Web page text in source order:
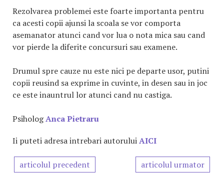
Rezolvarea problemei este foarte importanta pentru
ca acesti copii ajunsi la scoala se vor comporta
asemanator atunci cand vor lua o nota mica sau cand
vor pierde la diferite concursuri sau examene.
Drumul spre cauze nu este nici pe departe usor, putini
copii reusind sa exprime in cuvinte, in desen sau in joc
ce este inauntrul lor atunci cand nu castiga.
PsihologAnca Pietraru
Ii puteti adresa intrebari autoruluiAICI
articolul precedent articolul urmator